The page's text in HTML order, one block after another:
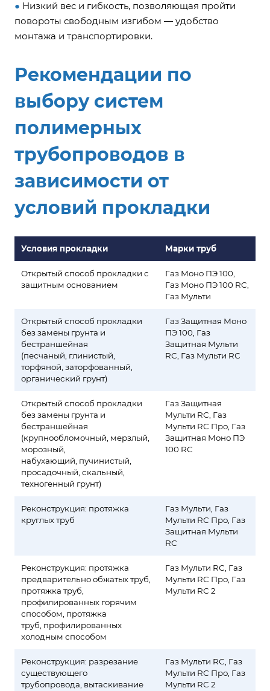
● Низкий вес и гибкость, позволяющая пройти
повороты свободным изгибом — удобство
монтажа и транспортировки.
Рекомендации по
выбору систем
полимерных
трубопроводов в
зависимости от
условий прокладки
Условия прокладки Марки труб
Открытый способ прокладки с
защитным основанием
Газ Моно ПЭ 100,
Газ Моно ПЭ 100 RC,
Газ Мульти
Открытый способ прокладки
без замены грунта и
бестраншейная
(песчаный, глинистый,
торфяной, заторфованный,
органический грунт)
Газ Защитная Моно
ПЭ 100, Газ
Защитная Мульти
RС, Газ Мульти RС
Открытый способ прокладки
без замены грунта и
бестраншейная
(крупнообломочный, мерзлый,
морозный,
набухающий, пучинистый,
просадочный, скальный,
техногенный грунт)
Газ Защитная
Мульти RС, Газ
Мульти RС Про, Газ
Защитная Моно ПЭ
100 RС
Реконструкция: протяжка
круглых труб
Газ Мульти, Газ
Мульти RС Про, Газ
Защитная Мульти
RС
Реконструкция: протяжка
предварительно обжатых труб,
протяжка труб,
профилированных горячим
способом, протяжка
труб, профилированных
холодным способом
Газ Мульти RС, Газ
Мульти RС Про, Газ
Мульти RС 2
Реконструкция: разрезание
существующего
трубопровода, вытаскивание
Газ Мульти RС, Газ
Мульти RС Про, Газ
Мульти RС 2